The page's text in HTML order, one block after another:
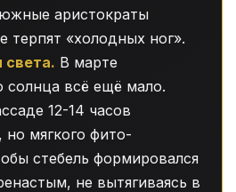
аристократы
терпят «холодных ног».
света. В марте
солнца всё ещё мало.
12-14 часов
но мягкого фито-
стебель формировался
не вытягиваясь в